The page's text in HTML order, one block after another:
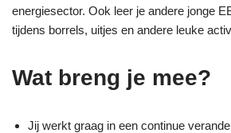
energiesector. Ook leer je andere jonge
tijdens borrels, uitjes en andere leuke
Wat breng je mee?
Jij werkt graag in een continue